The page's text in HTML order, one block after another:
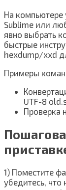
На компьютере
Sublime или
явно выбрать
быстрые
hexdump/xxd
Примеры
UTF-8
Проверка
1) Поместите
убедитесь, что